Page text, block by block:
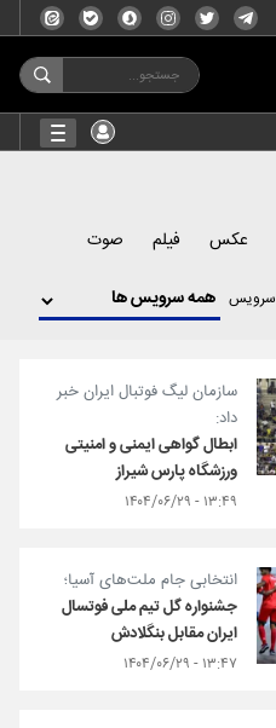
عکس فیلم صوت
سرویس
سازمان لیگ فوتبال ایران خبر
داد:
ابطال گواهی ایمنی و امنیتی
ورزشگاه پارس شیراز
۱۳:۴۹ - ۱۴۰۴/۰۶/۲۹
انتخابی جام ملت‌های آسیا؛
جشنواره گل تیم ملی فوتسال
ایران مقابل بنگلادش
۱۳:۴۷ - ۱۴۰۴/۰۶/۲۹